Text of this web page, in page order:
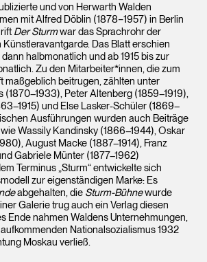
und von Herwarth Walden
mit Alfred Döblin (1878−1957) in Berlin
Der Sturmwar das Sprachrohr der
Das Blatt erschien
halbmonatlich und ab 1915 bis zur
Zu den Mitarbeiter*innen, die zum
maßgeblich beitrugen, zählten unter
(1870–1933), Peter Altenberg (1859–1919),
und Else Lasker-Schüler (1869–
Ausführungen wurden auch Beiträge
Wassily Kandinsky (1866–1944), Oskar
August Macke (1887–1914), Franz
Gabriele Münter (1877–1962)
Terminus „Sturm“ entwickelte sich
zur eigenständigen Marke: Es
abgehalten, die Sturm-Bühnewurde
Galerie trug auch ein Verlag diesen
Ende nahmen Waldens Unternehmungen,
Nationalsozialismus 1932
Moskau verließ.